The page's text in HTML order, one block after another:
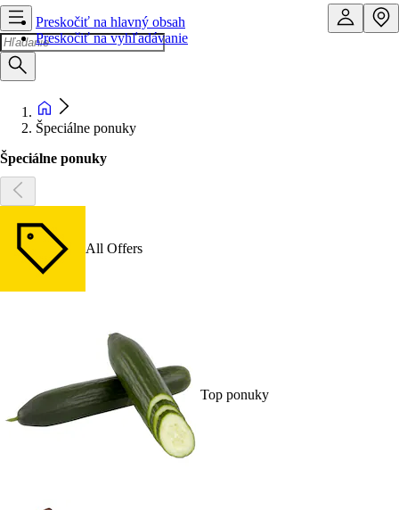
Preskočiť na hlavný obsah
Preskočiť na vyhľadávanie
Špeciálne ponuky
Špeciálne ponuky
All Offers
Top ponuky